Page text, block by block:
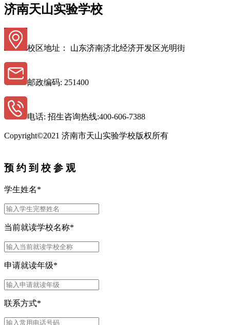
济南天山实验学校
校区地址： 山东济南济北经济开发区光明街
邮政编码: 251400
电话: 招生咨询热线:400-606-7388
Copyright©2021 济南市天山实验学校版权所有
预 约 到 校 参 观
学生姓名*
当前就读学校名称*
申请就读年级*
联系方式*